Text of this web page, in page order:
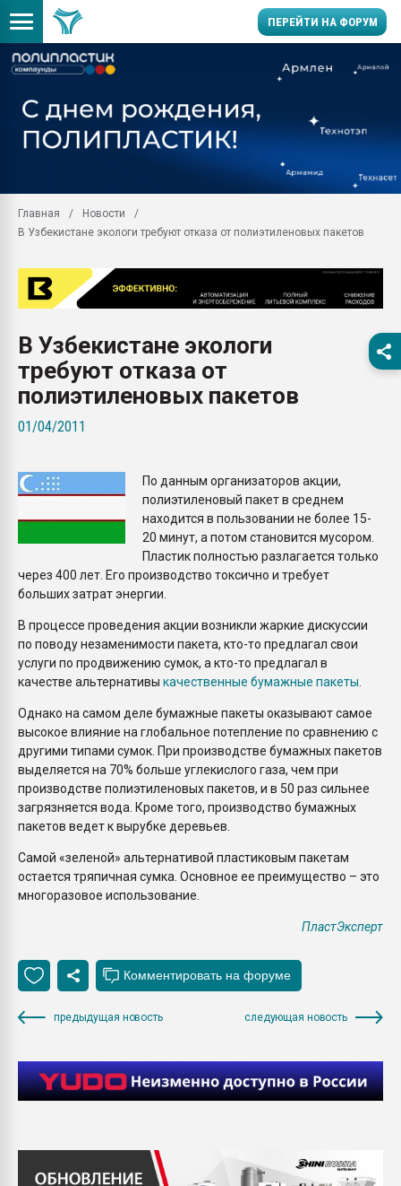
ПЕРЕЙТИ НА ФОРУМ
заводу пластмасс"
28.07.2026
28.07.2026
ПЕРЕЙТИ НА
Главная
Новости
В Узбекистане экологи требуют отказа от полиэтиленовых пакетов
В Узбекистане экологи
требуют отказа от
полиэтиленовых пакетов
01/04/2011
По данным организаторов акции,
полиэтиленовый пакет в среднем
находится в пользовании не более 15-
20 минут, а потом становится мусором.
Пластик полностью разлагается только
через 400 лет. Его производство токсично и требует
больших затрат энергии.
В процессе проведения акции возникли жаркие дискуссии
по поводу незаменимости пакета, кто-то предлагал свои
услуги по продвижению сумок, а кто-то предлагал в
качестве альтернативы качественные бумажные пакеты
Однако на самом деле бумажные пакеты оказывают самое
высокое влияние на глобальное потепление по сравнению с
другими типами сумок. При производстве бумажных пакетов
выделяется на 70% больше углекислого газа, чем при
производстве полиэтиленовых пакетов, и в 50 раз сильнее
загрязняется вода. Кроме того, производство бумажных
пакетов ведет к вырубке деревьев.
Самой «зеленой» альтернативой пластиковым пакетам
остается тряпичная сумка. Основное ее преимущество – это
многоразовое использование.
ПластЭксперт
предыдущая новость следующая новость